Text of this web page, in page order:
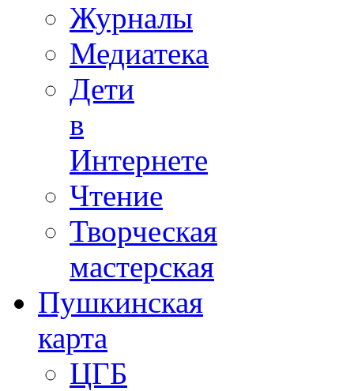
Журналы
Медиатека
Дети
в
Интернете
Чтение
Творческая
мастерская
Пушкинская
карта
ЦГБ